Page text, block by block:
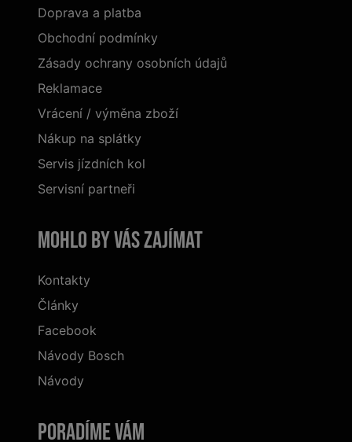
Doprava a platba
Obchodní podmínky
Zásady ochrany osobních údajů
Reklamace
Vrácení / výměna zboží
Nákup na splátky
Servis jízdních kol
Servisní partneři
Mohlo by vás zajímat
Kontakty
Články
Facebook
Návody Bosch
Návody
Poradíme Vám